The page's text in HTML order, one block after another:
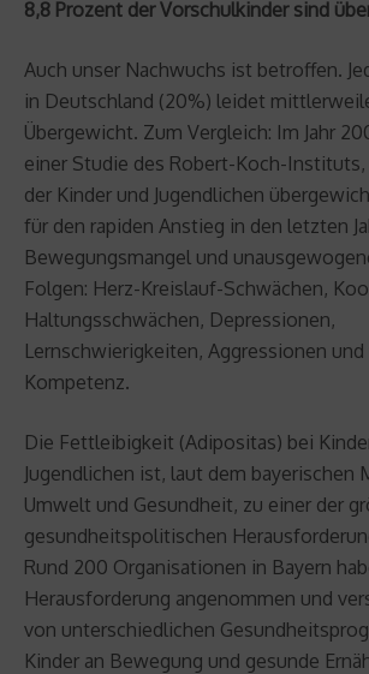
8,8 Prozent der Vorschulkinder sind
Auch unser Nachwuchs ist betroffen.
in Deutschland (20%) leidet
Übergewicht. Zum Vergleich: Im Jahr
einer Studie des Robert-Koch-Instituts,
der Kinder und Jugendlichen
für den rapiden Anstieg in den letzten
Bewegungsmangel und
Folgen: Herz-Kreislauf-Schwächen,
Haltungsschwächen, Depressionen,
Lernschwierigkeiten, Aggressionen
Kompetenz.
Die Fettleibigkeit (Adipositas) bei
Jugendlichen ist, laut dem bayerischen
Umwelt und Gesundheit, zu einer der
gesundheitspolitischen
Rund 200 Organisationen in Bayern
Herausforderung angenommen und
von unterschiedlichen
Kinder an Bewegung und gesunde